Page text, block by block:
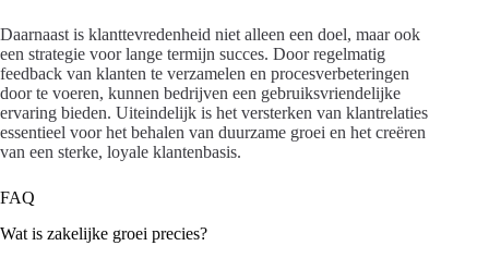
Daarnaast is klanttevredenheid niet alleen een doel, maar ook
een strategie voor lange termijn succes. Door regelmatig
feedback van klanten te verzamelen en procesverbeteringen
door te voeren, kunnen bedrijven een gebruiksvriendelijke
ervaring bieden. Uiteindelijk is het versterken van klantrelaties
essentieel voor het behalen van duurzame groei en het creëren
van een sterke, loyale klantenbasis.
FAQ
Wat is zakelijke groei precies?